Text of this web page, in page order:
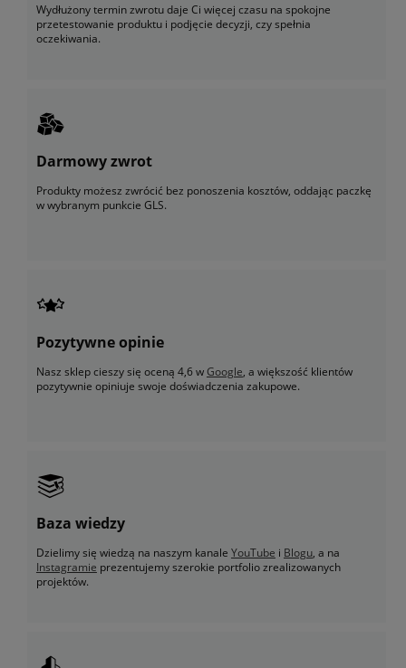
Wydłużony termin zwrotu daje Ci więcej czasu na spokojne
przetestowanie produktu i podjęcie decyzji, czy spełnia
oczekiwania.
Darmowy zwrot
Produkty możesz zwrócić bez ponoszenia kosztów, oddając paczkę
w wybranym punkcie GLS.
Pozytywne opinie
Nasz sklep cieszy się oceną 4,6 wGoogle, a większość klientów
pozytywnie opiniuje swoje doświadczenia zakupowe.
Baza wiedzy
Dzielimy się wiedzą na naszym kanale YouTube i Blogu, a na
Instagramie prezentujemy szerokie portfolio zrealizowanych
projektów.